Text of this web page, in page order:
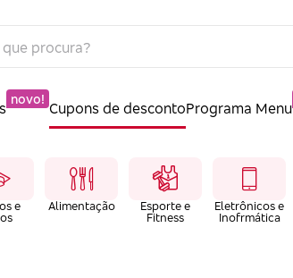
novo!
Cupons de descontoPrograma Menu
e
Alimentação
Esporte e
Fitness
Eletrônicos e
Inofrmática